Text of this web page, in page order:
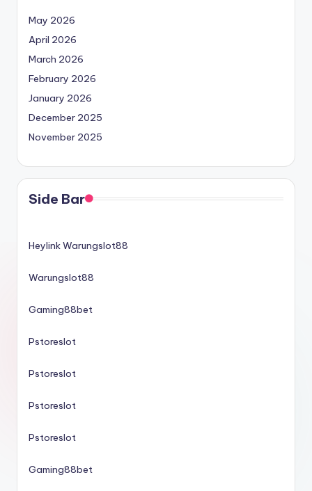
May 2026
April 2026
March 2026
February 2026
January 2026
December 2025
November 2025
Side Bar
Heylink Warungslot88
Warungslot88
Gaming88bet
Pstoreslot
Pstoreslot
Pstoreslot
Pstoreslot
Gaming88bet